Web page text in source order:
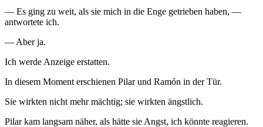
— Es ging zu weit, als sie mich in die Enge getrieben haben, —
antwortete ich.
— Aber ja.
Ich werde Anzeige erstatten.
In diesem Moment erschienen Pilar und Ramón in der Tür.
Sie wirkten nicht mehr mächtig; sie wirkten ängstlich.
Pilar kam langsam näher, als hätte sie Angst, ich könnte reagieren.